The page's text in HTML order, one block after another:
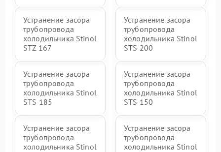
Устранение засора
трубопровода
холодильника Stinol
STZ 167
Устранение засора
трубопровода
холодильника Stinol
STS 200
Устранение засора
трубопровода
холодильника Stinol
STS 185
Устранение засора
трубопровода
холодильника Stinol
STS 150
Устранение засора
трубопровода
холодильника Stinol
Устранение засора
трубопровода
холодильника Stinol